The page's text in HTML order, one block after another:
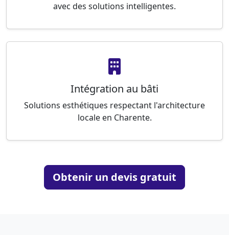
avec des solutions intelligentes.
Intégration au bâti
Solutions esthétiques respectant l'architecture
locale en Charente.
Obtenir un devis gratuit